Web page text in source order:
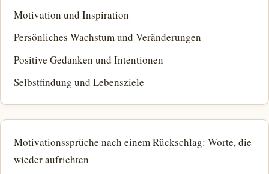
Motivation und Inspiration
Persönliches Wachstum und Veränderungen
Positive Gedanken und Intentionen
Selbstfindung und Lebensziele
Motivationssprüche nach einem Rückschlag: Worte, die
wieder aufrichten